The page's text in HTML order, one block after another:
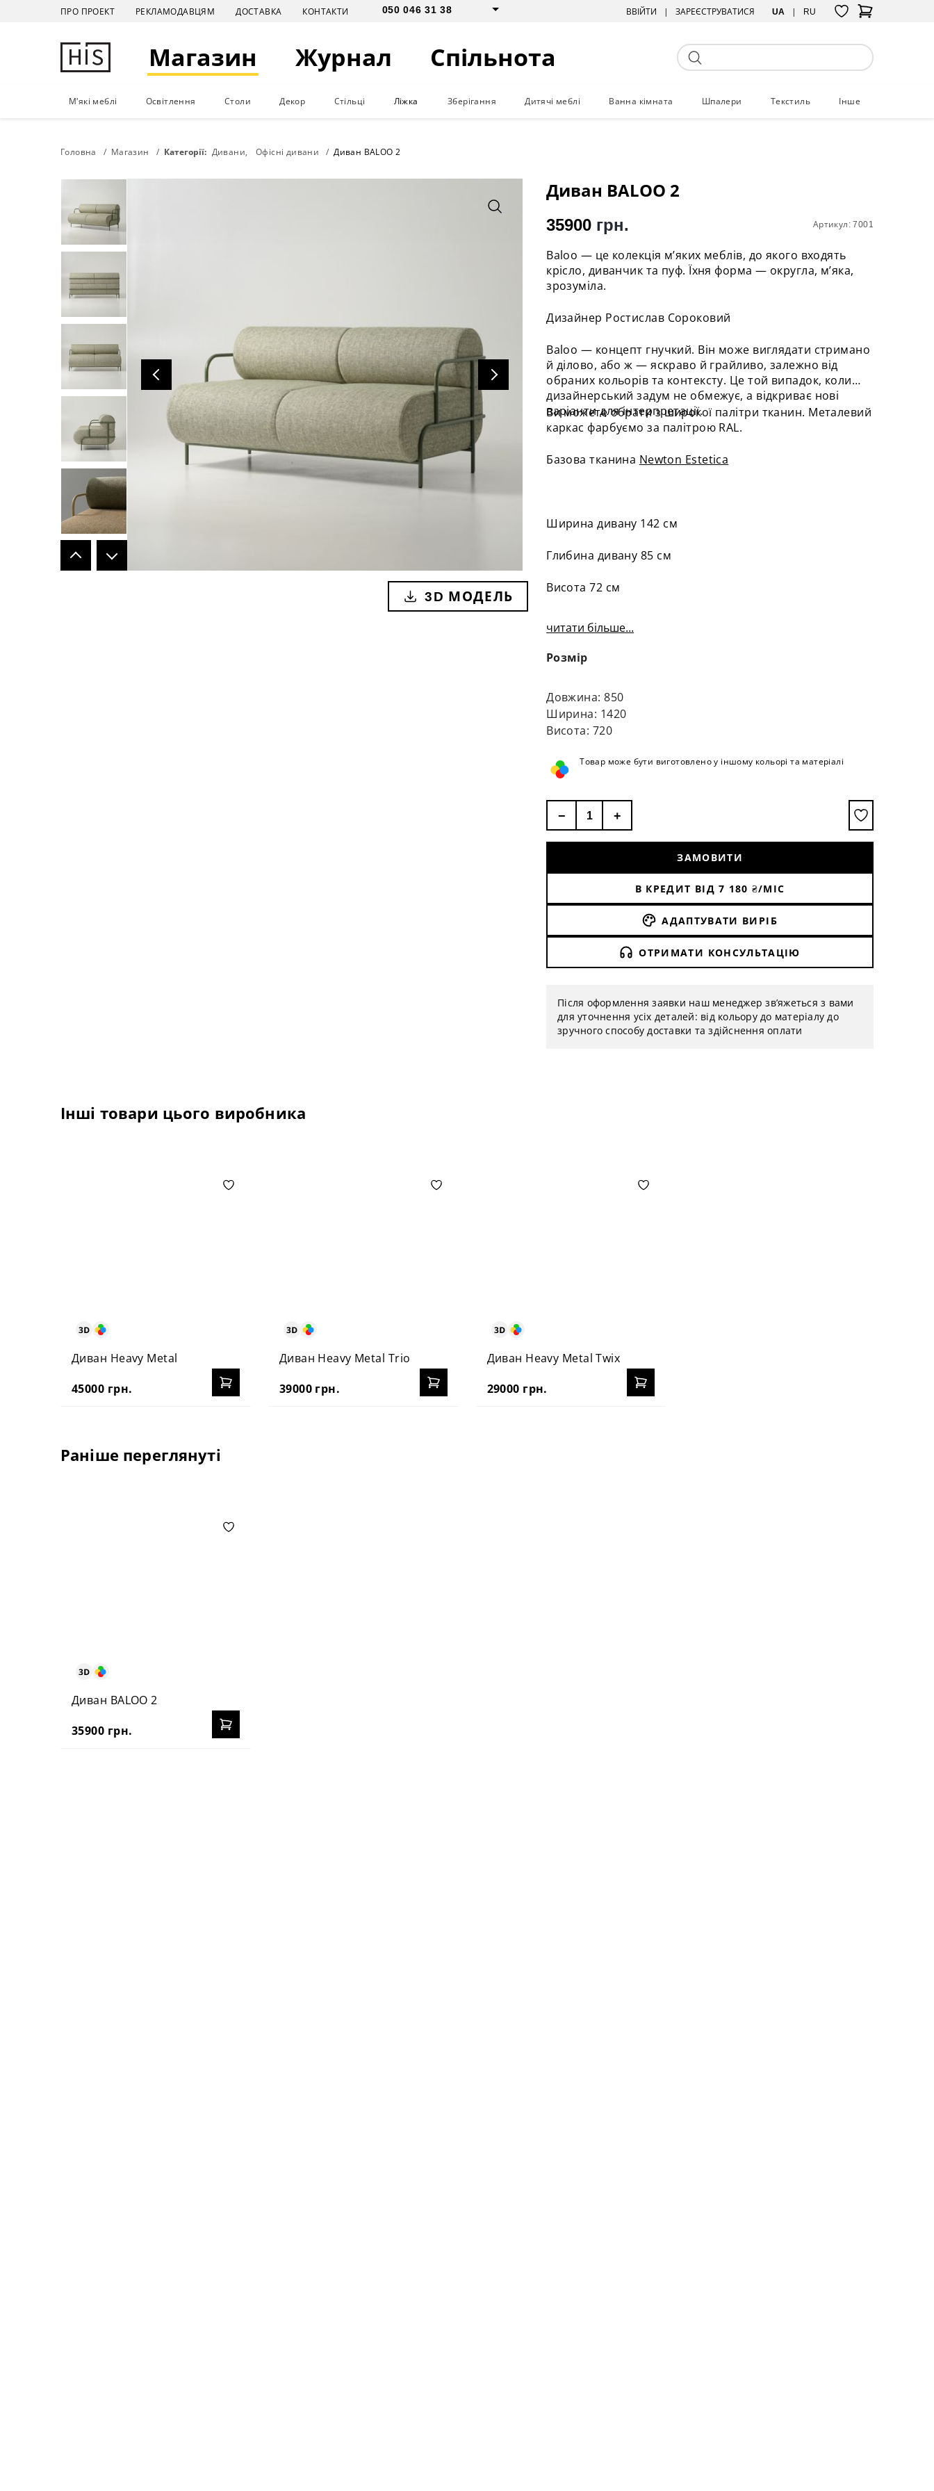
ПРО ПРОЕКТ РЕКЛАМОДАВЦЯМ ДОСТАВКА КОНТАКТИ 050 046 31 38 ВВІЙТИ ЗАРЕЄСТРУВАТИСЯ UA RU
Магазин Журнал Спільнота
М'які меблі Освітлення Столи Декор Стільці Ліжка Зберігання Дитячі меблі Ванна кімната Шпалери Текстиль Інше
Головна Магазин Категорії: Дивани Офісні дивани Диван BALOO 2
3D МОДЕЛЬ
Диван BALOO 2
Артикул: 7001
35900 грн.
Baloo — це колекція м’яких меблів, до якого входять
крісло, диванчик та пуф. Їхня форма — округла, м’яка,
зрозуміла.
Дизайнер Ростислав Сороковий
Baloo — концепт гнучкий. Він може виглядати стримано
й ділово, або ж — яскраво й грайливо, залежно від
обраних кольорів та контексту. Це той випадок, коли
дизайнерський задум не обмежує, а відкриває нові
варіанти для інтерпретації.
Ви можете обрати з широкої палітри тканин. Металевий
каркас фарбуємо за палітрою RAL.
Базова тканина Newton Estetica
Ширина дивану 142 см
Глибина дивану 85 см
Висота 72 см
читати більше...
Розмір
Довжина: 850
Ширина: 1420
Висота: 720
Товар може бути виготовлено у іншому кольорі та матеріалі
− +
ЗАМОВИТИ
В КРЕДИТ ВІД 7 180 ₴/МІС
АДАПТУВАТИ ВИРІБ
ОТРИМАТИ КОНСУЛЬТАЦІЮ
Після оформлення заявки наш менеджер зв’яжеться з вами
для уточнення усіх деталей: від кольору до матеріалу до
зручного способу доставки та здійснення оплати
Інші товари цього виробника
Диван Heavy Metal
45000 грн.
Диван Heavy Metal Trio
39000 грн.
Диван Heavy Metal Twix
29000 грн.
Раніше переглянуті
Диван BALOO 2
35900 грн.